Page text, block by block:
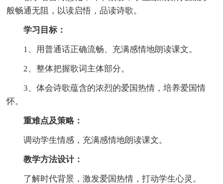
般畅通无阻，以读启悟，品读诗歌。
学习目标：
1、用普通话正确流畅、充满感情地朗读课文。
2、整体把握歌词主体部分。
3、体会诗歌蕴含的浓烈的爱国热情，培养爱国情
怀。
重难点及策略：
调动学生情感，充满感情地朗读课文。
教学方法设计：
了解时代背景，激发爱国热情，打动学生心灵。